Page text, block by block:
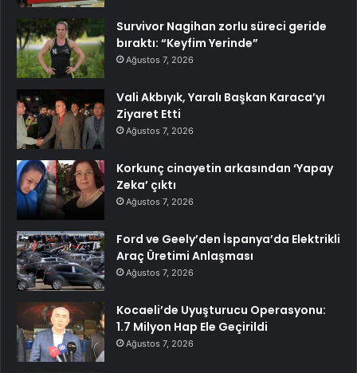
Survivor Nagihan zorlu süreci geride
bıraktı: “Keyfim Yerinde”
Ağustos 7, 2026
Vali Akbıyık, Yaralı Başkan Karaca’yı
Ziyaret Etti
Ağustos 7, 2026
Korkunç cinayetin arkasından ‘Yapay
Zeka’ çıktı
Ağustos 7, 2026
Ford ve Geely’den İspanya’da Elektrikli
Araç Üretimi Anlaşması
Ağustos 7, 2026
Kocaeli’de Uyuşturucu Operasyonu:
1.7 Milyon Hap Ele Geçirildi
Ağustos 7, 2026